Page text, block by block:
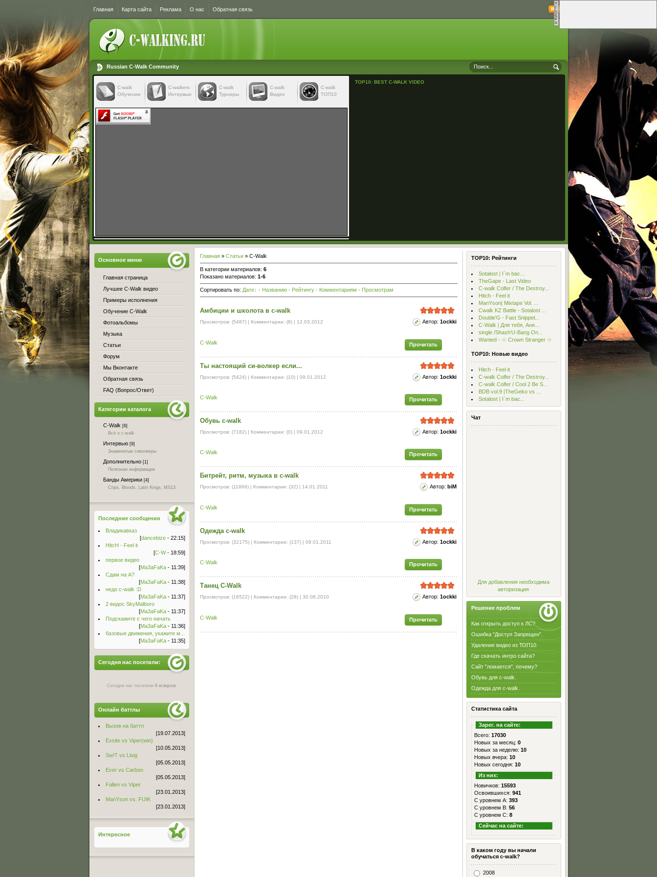
Главная Карта сайта Реклама О нас Обратная связь
Russian C-Walk Community
C-walk
Обучение
C-walkers
Интервью
С-walk
Турниры
С-walk
Видео
C-walk
ТОП10
TOP10: BEST C-WALK VIDEO
TOP10: Рейтинги
Sotalost | I`m bac...
TheGape - Last Video
С-walk Colfer / The Destroy...
Hitch - Feel it
ManYson| Mixtape Vol. ...
Cwalk KZ Battle - Sotalost ...
Double'G - Fast Snippet...
C-Walk | Для тебя, Аня...
single /Shash'U-Bang On...
Wanted - ☆ Crown Stranger ☆
TOP10: Новые видео
Hitch - Feel it
С-walk Colfer / The Destroy...
С-walk Colfer / Cool 2 Be S...
BDB vol.9 |TheGeko vs ...
Sotalost | I`m bac...
Чат
Для добавления необходима
авторизация
Решение проблем
Как открыть доступ к ЛС?
Ошибка "Доступ Запрещен".
Удаление видео из ТОП10.
Где скачать интро сайта?
Сайт "ломается", почему?
Обувь для c-walk.
Одежда для c-walk.
Статистика сайта
Зарег. на сайте:
Всего: 17030
Новых за месяц: 0
Новых за неделю: 10
Новых вчера: 10
Новых сегодня: 10
Из них:
Новичков: 15593
Освоившихся: 941
С уровнем А: 393
С уровнем B: 56
С уровнем C: 8
Сейчас на сайте:
В каком году вы начали
обучаться c-walk?
2008
Главная» Статьи» C-Walk
В категории материалов: 6
Показано материалов: 1-6
Сортировать по: Дате · Названию· Рейтингу· Комментариям · Просмотрам
Амбиции и школота в c-walk
Просмотров: (5487) | Комментарии: (8) | 12.03.2012 Автор: 1ockki
Прочитать
C-Walk
Ты настоящий си-волкер если...
Просмотров: (5424) | Комментарии: (10) | 09.01.2012 Автор: 1ockki
Прочитать
C-Walk
Обувь c-walk
Просмотров: (7182) | Комментарии: (0) | 09.01.2012 Автор: 1ockki
Прочитать
C-Walk
Битрейт, ритм, музыка в c-walk
Просмотров: (11866) | Комментарии: (32) | 14.01.2011 Автор: biM
Прочитать
C-Walk
Одежда c-walk
Просмотров: (32175) | Комментарии: (137) | 09.01.2011 Автор: 1ockki
Прочитать
C-Walk
Танец С-Walk
Просмотров: (16522) | Комментарии: (28) | 30.08.2010 Автор: 1ockki
Прочитать
C-Walk
Основное меню
Главная страница
Лучшее C-Walk видео
Примеры исполнения
Обучение C-Walk
Фотоальбомы
Музыка
Статьи
Форум
Мы Вконтакте
Обратная связь
FAQ (Вопрос/Ответ)
Категории каталога
C-Walk [6]
Всё о c-walk
Интервью [9]
Знаменитые сиволкеры
Дополнительно [1]
Полезная информация
Банды Америки [4]
Crips, Bloods, Latin Kings, MS13
Последние сообщения
Владикавказ
[dancebize- 22:15]
HitcH - Feel it
[C-W- 18:59]
первое видео
[Ma3aFaKa- 11:39]
Сдам на А?
[Ma3aFaKa- 11:38]
недо c-walk :D
[Ma3aFaKa- 11:37]
2 видос SkyMalboro
[Ma3aFaKa- 11:37]
Подскажите с чего начать
[Ma3aFaKa- 11:36]
базовые движения, укажите м...
[Ma3aFaKa- 11:35]
Сегодня нас посетили:
Сегодня нас посетили 0 юзеров
Онлайн баттлы
Вызов на баттл
[19.07.2013]
Exsite vs Viper(win)
[10.05.2013]
Sw!T vs Lisig
[05.05.2013]
Ever vs Carbon
[05.05.2013]
Fallen vs Viper
[23.01.2013]
ManYson vs. FUIK
[23.01.2013]
Интересное